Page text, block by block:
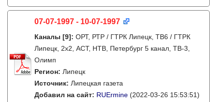
07-07-1997 - 10-07-1997
Каналы [9]: ОРТ, РТР / ГТРК Липецк, ТВ6 / ГТРК
Липецк, 2х2, АСТ, НТВ, Петербург 5 канал, ТВ-3,
Олимп
Регион: Липецк
Источник: Липецкая газета
Добавил на сайт: RUErmine (2022-03-26 15:53:51)